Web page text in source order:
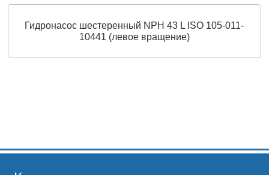
Гидронасос шестеренный NPH 43 L ISO 105-011-
10441 (левое вращение)